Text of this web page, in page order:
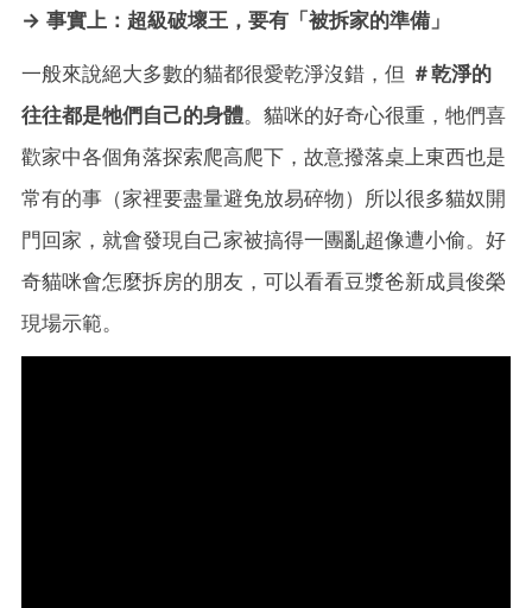
→ 事實上：超級破壞王， 要有「被拆家的準備」
一般來說絕大多數的貓都很愛乾淨沒錯，但 ＃乾淨的
往往都是牠們自己的身體。貓咪的好奇心很重，牠們喜
歡家中各個角落探索爬高爬下，故意撥落桌上東西也是
常有的事（家裡要盡量避免放易碎物）所以很多貓奴開
門回家，就會發現自己家被搞得一團亂超像遭小偷。好
奇貓咪會怎麼拆房的朋友，可以看看豆漿爸新成員俊榮
現場示範。